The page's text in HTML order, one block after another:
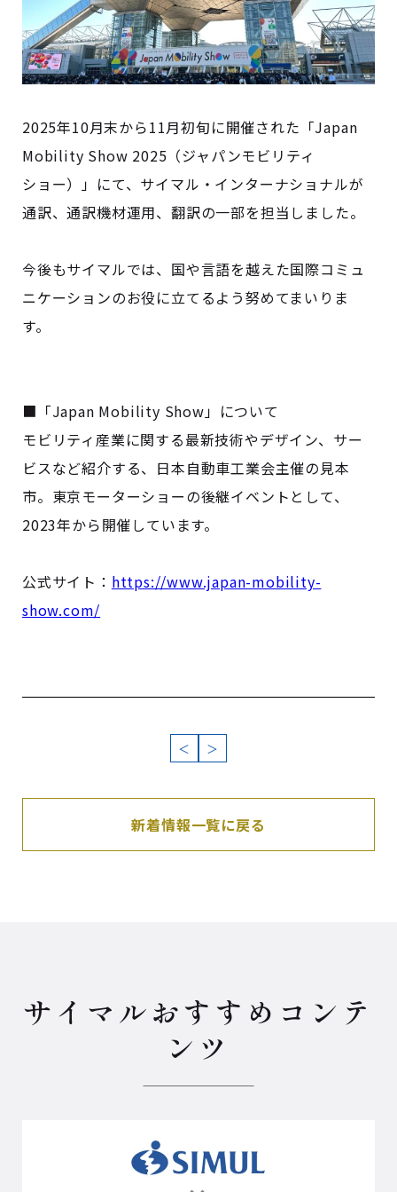
2025年10月末から11月初旬に開催された「Japan
Mobility Show 2025（ジャパンモビリティ
ショー）」にて、サイマル・インターナショナルが
通訳、通訳機材運用、翻訳の一部を担当しました。
今後もサイマルでは、国や言語を越えた国際コミュ
ニケーションのお役に立てるよう努めてまいりま
す。
■「Japan Mobility Show」について
モビリティ産業に関する最新技術やデザイン、サー
ビスなど紹介する、日本自動車工業会主催の見本
市。東京モーターショーの後継イベントとして、
2023年から開催しています。
公式サイト： https://www.japan-mobility-
show.com/
＜ ＞
新着情報一覧に戻る
サイマルおすすめコンテ
ンツ